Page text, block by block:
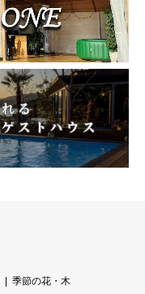
季節の花・木